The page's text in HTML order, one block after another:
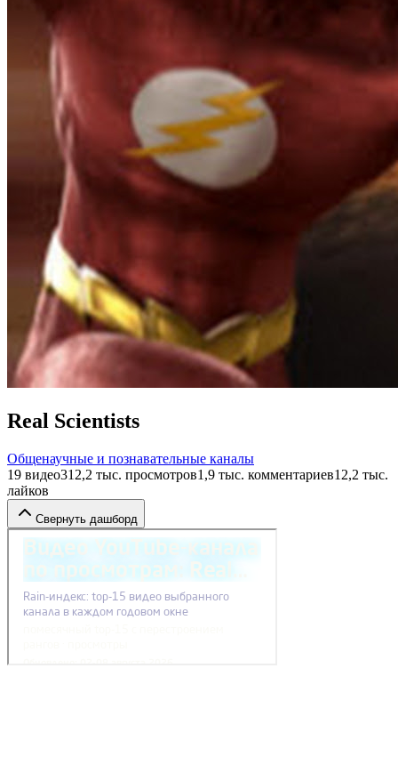
Real Scientists
Общенаучные и познавательные каналы
19 видео312,2 тыс. просмотров1,9 тыс. комментариев12,2 тыс.
лайков
Свернуть дашборд